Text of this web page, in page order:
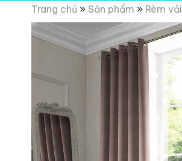
Trang chủ » Sản phẩm » Rèm vải